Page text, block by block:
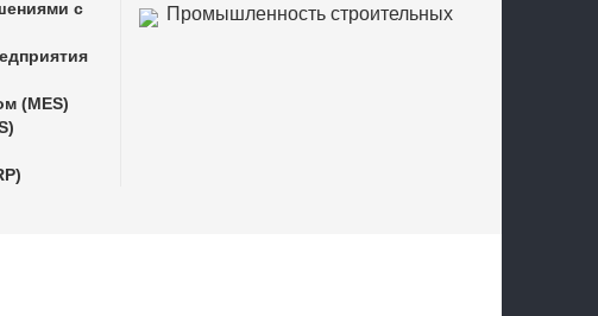
с
(MES)
Промышленность строительных